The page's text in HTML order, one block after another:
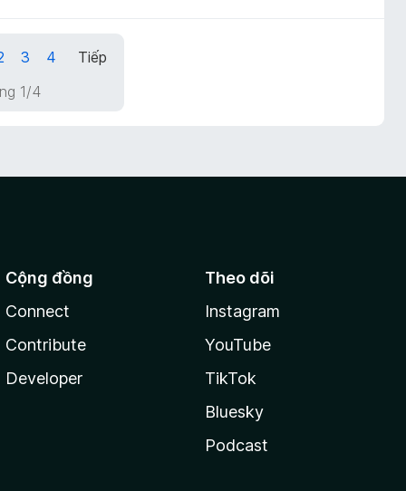
3 4
Tiếp
1/4
Cộng đồng
Connect
Contribute
Developer
Theo dõi
Instagram
YouTube
TikTok
Bluesky
Podcast